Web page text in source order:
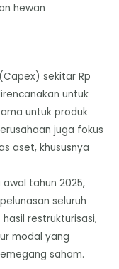
hewan
sekitar Rp
untuk
untuk produk
juga fokus
aset, khususnya
awal tahun 2025,
seluruh
restrukturisasi,
modal yang
saham.